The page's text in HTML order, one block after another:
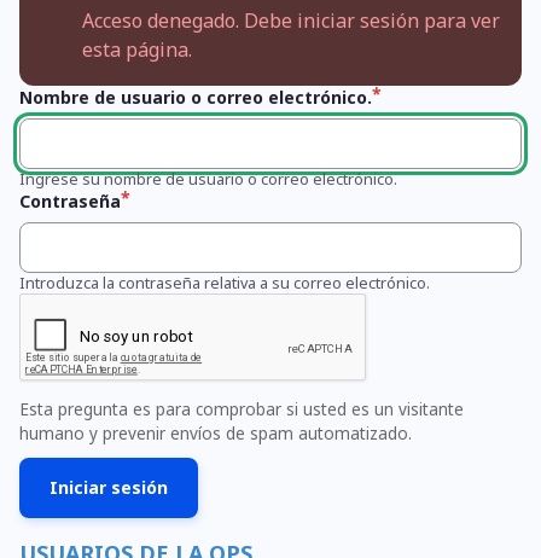
Acceso denegado. Debe iniciar sesión para ver
esta página.
Nombre de usuario o correo electrónico.
Ingrese su nombre de usuario o correo electrónico.
Contraseña
Introduzca la contraseña relativa a su correo electrónico.
Esta pregunta es para comprobar si usted es un visitante
humano y prevenir envíos de spam automatizado.